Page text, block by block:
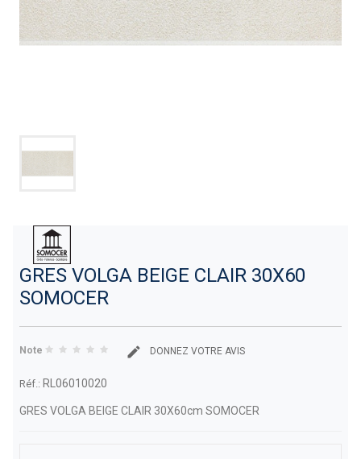
GRES VOLGA BEIGE CLAIR 30X60
SOMOCER
Note DONNEZ VOTRE AVIS
Réf.: RL06010020
GRES VOLGA BEIGE CLAIR 30X60cm SOMOCER